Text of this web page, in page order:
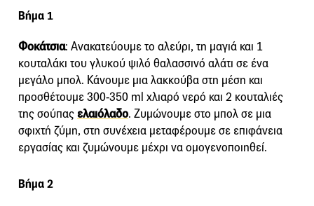
Βήμα 1
Φοκάτσια: Ανακατεύουμε το αλεύρι, τη μαγιά και 1
κουταλάκι του γλυκού ψιλό θαλασσινό αλάτι σε ένα
μεγάλο μπολ. Κάνουμε μια λακκούβα στη μέση και
προσθέτουμε 300-350 ml χλιαρό νερό και 2 κουταλιές
της σούπαςελαιόλαδο. Ζυμώνουμε στο μπολ σε μια
σφιχτή ζύμη, στη συνέχεια μεταφέρουμε σε επιφάνεια
εργασίας και ζυμώνουμε μέχρι να ομογενοποιηθεί.
Βήμα 2